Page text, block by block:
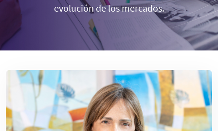
evolución de los mercados.